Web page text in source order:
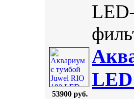
53900 руб.